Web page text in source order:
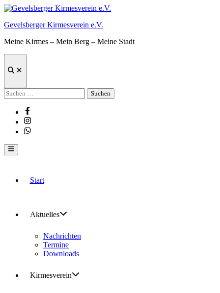
Zum
springen
Gevelsberger Kirmesverein e.V.
Meine Kirmes – Mein Berg – Meine Stadt
Suche
Suchen
nach:
Facebook
Instagram
Whatsapp
Hauptmenü
Start
Aktuelles
Nachrichten
Termine
Downloads
Kirmesverein